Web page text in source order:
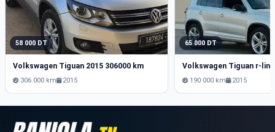
58 000 DT
Volkswagen Tiguan 2015 306000 km
306 000 km 2015
65 000 DT
190 000 km 2015